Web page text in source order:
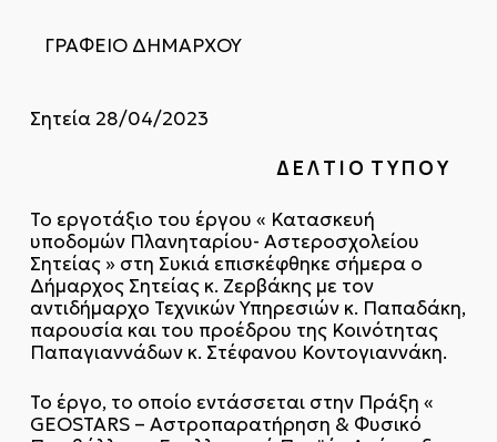
ΓΡΑΦΕΙΟ ΔΗΜΑΡΧΟΥ
Σητεία 28/04/2023
Δ Ε Λ Τ Ι Ο Τ Υ Π Ο Υ
Το εργοτάξιο του έργου « Κατασκευή
υποδομών Πλανηταρίου- Αστεροσχολείου
Σητείας » στη Συκιά επισκέφθηκε σήμερα ο
Δήμαρχος Σητείας κ. Ζερβάκης με τον
αντιδήμαρχο Τεχνικών Υπηρεσιών κ. Παπαδάκη,
παρουσία και του προέδρου της Κοινότητας
Παπαγιαννάδων κ. Στέφανου Κοντογιαννάκη.
Το έργο, το οποίο εντάσσεται στην Πράξη «
GEOSTARS – Αστροπαρατήρηση & Φυσικό